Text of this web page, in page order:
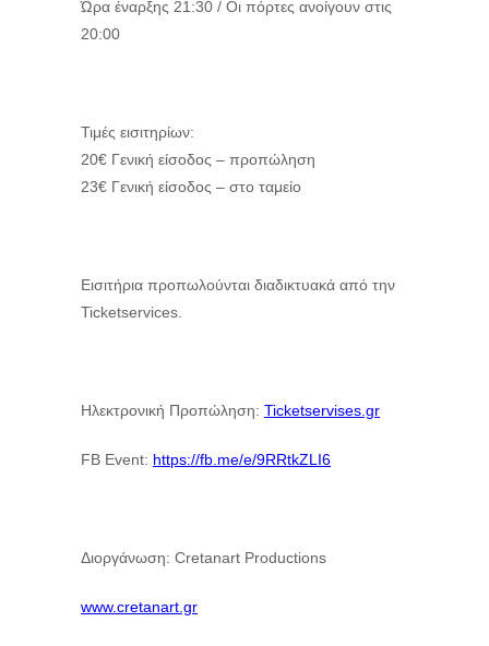
Ώρα έναρξης 21:30 / Οι πόρτες ανοίγουν στις
20:00
Τιμές εισιτηρίων:
20€ Γενική είσοδος – προπώληση
23€ Γενική είσοδος – στο ταμείο
Εισιτήρια προπωλούνται διαδικτυακά από την
Ticketservices.
Ηλεκτρονική Προπώληση: Ticketservises.gr
FB Event: https://fb.me/e/9RRtkZLI6
Διοργάνωση: Cretanart Productions
www.cretanart.gr